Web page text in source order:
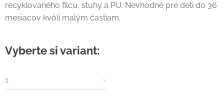
recyklovaného filcu, stuhy a PU. Nevhodné pre deti do 36
mesiacov kvôli malým častiam.
Vyberte si variant:
1